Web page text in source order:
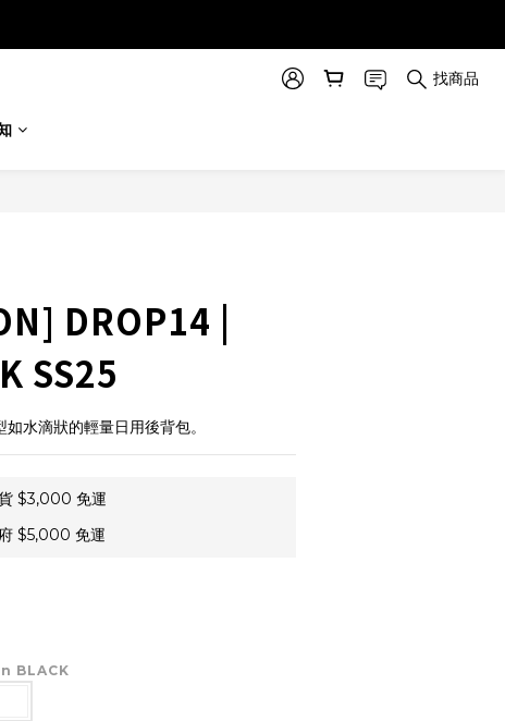
找商品
DROP14 |
SS25
水滴狀的輕量日用後背包。
$3,000 免運
$5,000 免運
BLACK
立即購買